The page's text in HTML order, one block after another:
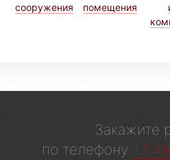
сооружения
помещения
Закажите
по телефону +7